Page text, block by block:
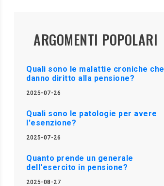
ARGOMENTI POPOLARI
Quali sono le malattie croniche che
danno diritto alla pensione?
2025-07-26
Quali sono le patologie per avere
l'esenzione?
2025-07-26
Quanto prende un generale
dell'esercito in pensione?
2025-08-27